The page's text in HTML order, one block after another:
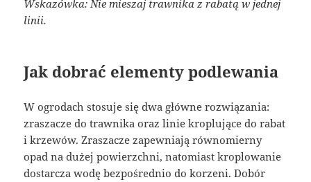
Wskazówka: Nie mieszaj trawnika z rabatą w jednej
linii.
Jak dobrać elementy podlewania
W ogrodach stosuje się dwa główne rozwiązania:
zraszacze do trawnika oraz linie kroplujące do rabat
i krzewów. Zraszacze zapewniają równomierny
opad na dużej powierzchni, natomiast kroplowanie
dostarcza wodę bezpośrednio do korzeni. Dobór